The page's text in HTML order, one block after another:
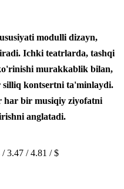
modulli dizayn,
Ichki teatrlarda, tashqi
murakkablik bilan,
kontsertni ta'minlaydi.
har bir musiqiy ziyofatni
anglatadi.
/ 3.47 / 4.81 / $